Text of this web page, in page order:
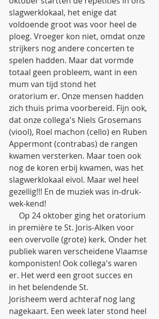
slagwerklokaal, het enige dat
voldoende groot was voor heel de
ploeg. Vroeger kon niet, omdat onze
strijkers nog andere concerten te
spelen hadden. Maar dat vormde
totaal geen probleem, want in een
mum van tijd stond het
oratorium er. Onze mensen hadden
zich thuis prima voorbereid. Fijn ook,
dat onze collega's Niels Grosemans
(viool), Roel machon (cello) en Ruben
Appermont (contrabas) de rangen
kwamen versterken. Maar toen ook
nog de koren erbij kwamen, was het
slagwerklokaal eivol. Maar wel heel
gezellig!!! En de muziek was in-druk-
wek-kend!
Op 24 oktober ging het oratorium
in première te St. Joris-Alken voor
een overvolle (grote) kerk. Onder het
publiek waren verscheidene Vlaamse
komponisten! Ook collega's waren
er. Het werd een groot succes en
in het belendende St.
Jorisheem werd achteraf nog lang
nagekaart. Een week later stond heel